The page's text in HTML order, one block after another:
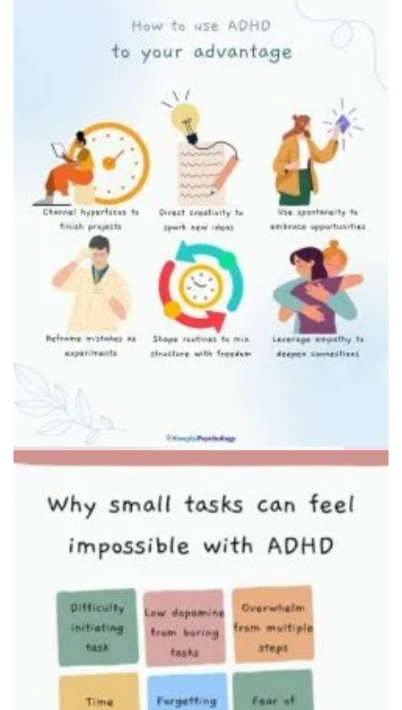
Место для хранения ключей у входа